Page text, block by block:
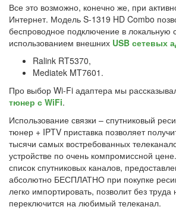
Все это возможно, конечно же, при
Интернет. Модель S-1319 HD Combo
беспроводное подключение в локальную
использованием внешних USB сетевых
Ralink RT5370,
Mediatek MT7601.
Про выбор Wi-Fi адаптера мы
тюнер с WiFi.
Использование связки – спутниковый
тюнер + IPTV приставка позволяет
тысячи самых востребованных
устройстве по очень компромиссной
список спутниковых каналов,
абсолютно БЕСПЛАТНО при покупке
легко импортировать, позволит без труда
переключится на любимый телеканал.